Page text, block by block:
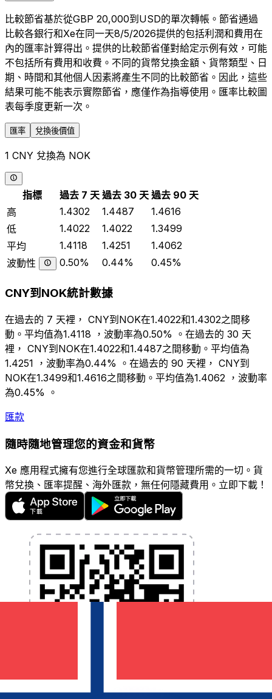
比較節省基於從GBP 20,000到USD的單次轉帳。節省通過
比較各銀行和Xe在同一天8/5/2026提供的包括利潤和費用在
內的匯率計算得出。提供的比較節省僅對給定示例有效，可能
不包括所有費用和收費。不同的貨幣兌換金額、貨幣類型、日
期、時間和其他個人因素將產生不同的比較節省。因此，這些
結果可能不能表示實際節省，應僅作為指導使用。匯率比較圖
表每季度更新一次。
匯率 兌換後價值
1 CNY 兌換為 NOK
指標 過去 7 天 過去 30 天 過去 90 天
高
1.4302 1.4487
1.4616
低
1.4022 1.4022
1.3499
平均
1.4118 1.4251
1.4062
波動性
0.50% 0.44% 0.45%
CNY到NOK統計數據
在過去的 7 天裡， CNY到NOK在1.4022和1.4302之間移
動。平均值為1.4118 ，波動率為0.50% 。在過去的 30 天
裡， CNY到NOK在1.4022和1.4487之間移動。平均值為
1.4251 ，波動率為0.44% 。在過去的 90 天裡， CNY到
NOK在1.3499和1.4616之間移動。平均值為1.4062 ，波動率
為0.45% 。
匯款
隨時隨地管理您的資金和貨幣
Xe 應用程式擁有您進行全球匯款和貨幣管理所需的一切。貨
幣兌換、匯率提醒、海外匯款，無任何隱藏費用。立即下載！